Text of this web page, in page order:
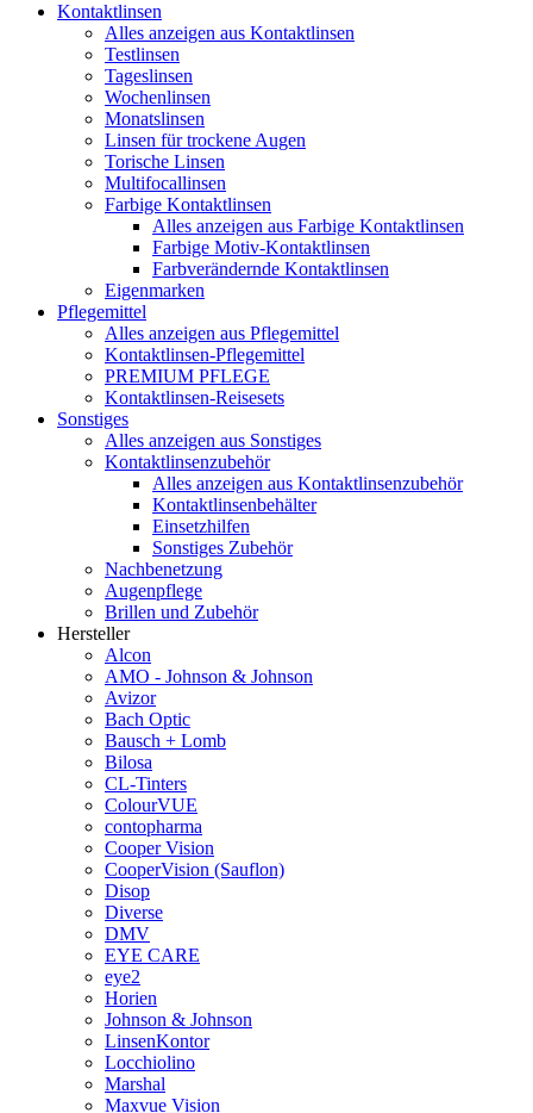
Kontaktlinsen
Alles anzeigen aus Kontaktlinsen
Testlinsen
Tageslinsen
Wochenlinsen
Monatslinsen
Linsen für trockene Augen
Torische Linsen
Multifocallinsen
Farbige Kontaktlinsen
Alles anzeigen aus Farbige Kontaktlinsen
Farbige Motiv-Kontaktlinsen
Farbverändernde Kontaktlinsen
Eigenmarken
Pflegemittel
Alles anzeigen aus Pflegemittel
Kontaktlinsen-Pflegemittel
PREMIUM PFLEGE
Kontaktlinsen-Reisesets
Sonstiges
Alles anzeigen aus Sonstiges
Kontaktlinsenzubehör
Alles anzeigen aus Kontaktlinsenzubehör
Kontaktlinsenbehälter
Einsetzhilfen
Sonstiges Zubehör
Nachbenetzung
Augenpflege
Brillen und Zubehör
Hersteller
Alcon
AMO - Johnson & Johnson
Avizor
Bach Optic
Bausch + Lomb
Bilosa
CL-Tinters
ColourVUE
contopharma
Cooper Vision
CooperVision (Sauflon)
Disop
Diverse
DMV
EYE CARE
eye2
Horien
Johnson & Johnson
LinsenKontor
Locchiolino
Marshal
Maxvue Vision